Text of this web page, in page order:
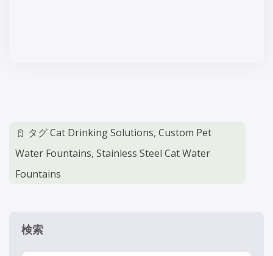
タグCat Drinking Solutions, Custom Pet
Water Fountains, Stainless Steel Cat Water
Fountains
検索